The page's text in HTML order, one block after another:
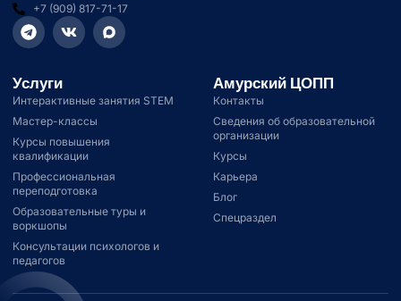
+7 (909) 817-71-17
Услуги
Интерактивные занятия STEM
Мастер-классы
Курсы повышения
квалификации
Профессиональная
переподготовка
Образовательные туры и
воркшопы
Консультации психологов и
педагогов
Амурский ЦОПП
Контакты
Сведения об образовательной
организации
Курсы
Карьера
Блог
Спецраздел